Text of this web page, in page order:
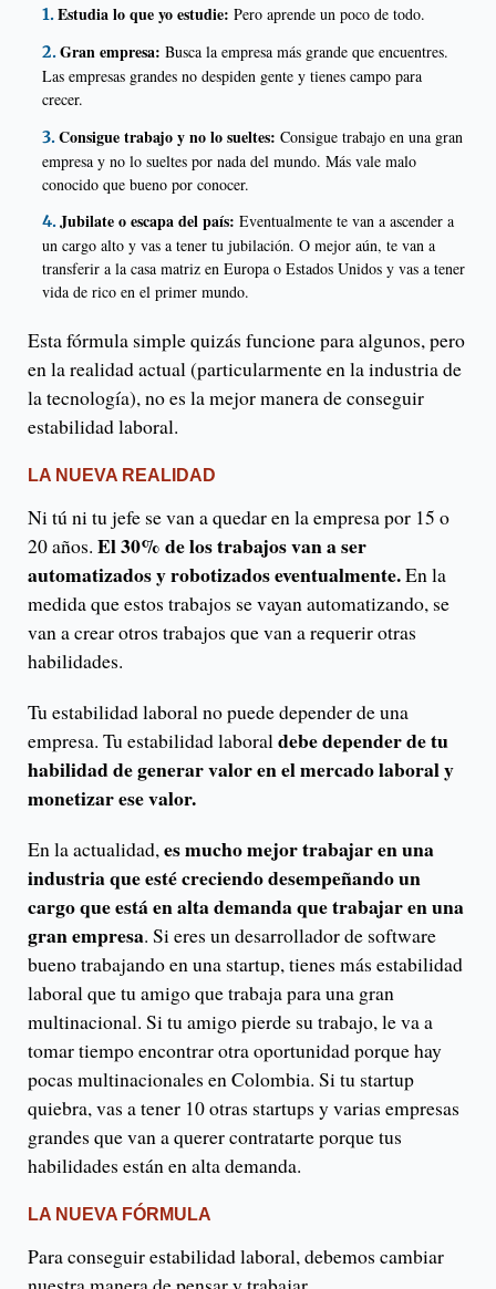
Estudia lo que yo estudie: Pero aprende un poco de todo.
Gran empresa: Busca la empresa más grande que encuentres.
Las empresas grandes no despiden gente y tienes campo para
crecer.
Consigue trabajo y no lo sueltes: Consigue trabajo en una gran
empresa y no lo sueltes por nada del mundo. Más vale malo
conocido que bueno por conocer.
Jubilate o escapa del país: Eventualmente te van a ascender a
un cargo alto y vas a tener tu jubilación. O mejor aún, te van a
transferir a la casa matriz en Europa o Estados Unidos y vas a tener
vida de rico en el primer mundo.
Esta fórmula simple quizás funcione para algunos, pero
en la realidad actual (particularmente en la industria de
la tecnología), no es la mejor manera de conseguir
estabilidad laboral.
LA NUEVA REALIDAD
Ni tú ni tu jefe se van a quedar en la empresa por 15 o
20 años. El 30% de los trabajos van a ser
automatizados y robotizados eventualmente.En la
medida que estos trabajos se vayan automatizando, se
van a crear otros trabajos que van a requerir otras
habilidades.
Tu estabilidad laboral no puede depender de una
empresa. Tu estabilidad laboraldebe depender de tu
habilidad de generar valor en el mercado laboral y
monetizar ese valor.
En la actualidad,es mucho mejor trabajar en una
industria que esté creciendo desempeñando un
cargo que está en alta demanda que trabajar en una
gran empresa. Si eres un desarrollador de software
bueno trabajando en una startup, tienes más estabilidad
laboral que tu amigo que trabaja para una gran
multinacional. Si tu amigo pierde su trabajo, le va a
tomar tiempo encontrar otra oportunidad porque hay
pocas multinacionales en Colombia. Si tu startup
quiebra, vas a tener 10 otras startups y varias empresas
grandes que van a querer contratarte porque tus
habilidades están en alta demanda.
LA NUEVA FÓRMULA
Para conseguir estabilidad laboral, debemos cambiar